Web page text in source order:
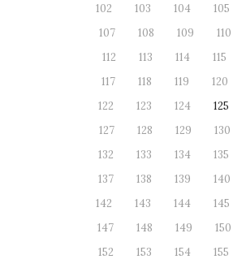
102
103 104 105
107
108 109 110
112
113 114 115
117
118 119 120
122
123 124 125
127
128 129 130
132
133 134 135
137
138 139 140
142
143 144 145
147
148 149 150
152
153 154 155